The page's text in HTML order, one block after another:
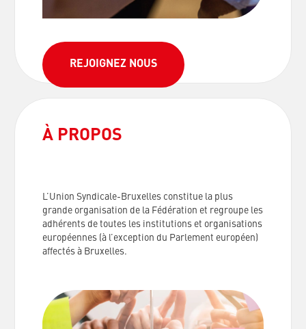
REJOIGNEZ NOUS
À PROPOS
L’Union Syndicale-Bruxelles constitue la plus
grande organisation de la Fédération et regroupe les
adhérents de toutes les institutions et organisations
européennes (à l’exception du Parlement européen)
affectés à Bruxelles.